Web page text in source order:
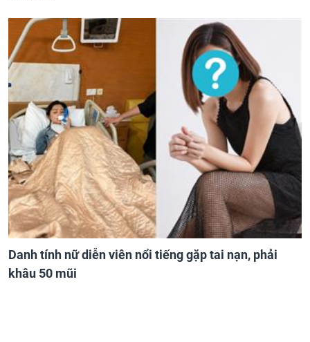
Danh tính nữ diễn viên nổi tiếng gặp tai nạn, phải
khâu 50 mũi